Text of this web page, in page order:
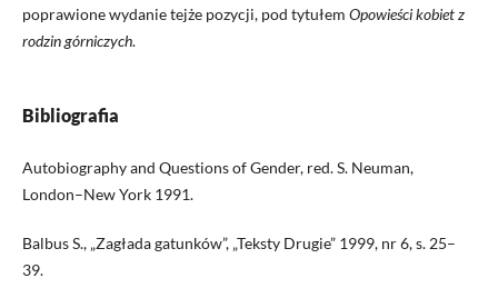
poprawione wydanie tejże pozycji, pod tytułem Opowieści kobiet z
rodzin górniczych.
Bibliografia
Autobiography and Questions of Gender, red. S. Neuman,
London–New York 1991.
Balbus S., „Zagłada gatunków”, „Teksty Drugie” 1999, nr 6, s. 25–
39.